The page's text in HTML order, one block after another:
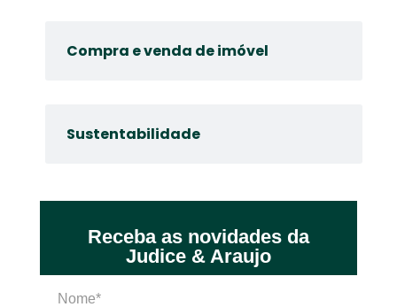
Compra e venda de imóvel
Sustentabilidade
Receba as novidades da
Judice & Araujo
Nome*